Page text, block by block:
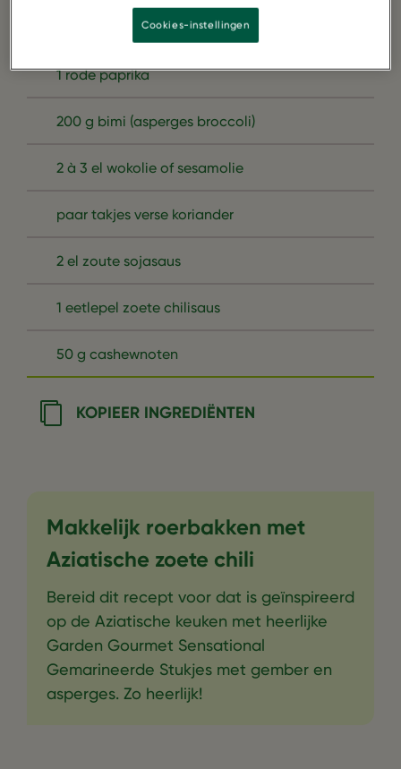
4 lente-uitjes
1 rode paprika
200 g bimi (asperges broccoli)
2 à 3 el wokolie of sesamolie
paar takjes verse koriander
2 el zoute sojasaus
1 eetlepel zoete chilisaus
50 g cashewnoten
KOPIEER INGREDIËNTEN
Makkelijk roerbakken met
Aziatische zoete chili
Bereid dit recept voor dat is geïnspireerd
op de Aziatische keuken met heerlijke
Garden Gourmet Sensational
Gemarineerde Stukjes met gember en
asperges. Zo heerlijk!
Cookies-instellingen